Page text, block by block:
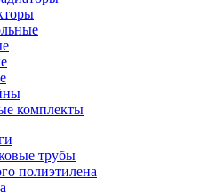
комплекты
трубы
полиэтилена